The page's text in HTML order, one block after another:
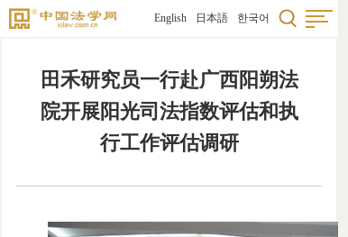
English 日本語 한국어
田禾研究员一行赴广西阳朔法
院开展阳光司法指数评估和执
行工作评估调研